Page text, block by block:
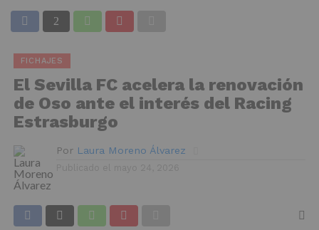
FICHAJES
El Sevilla FC acelera la renovación
de Oso ante el interés del Racing
Estrasburgo
Por Laura Moreno Álvarez